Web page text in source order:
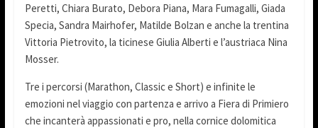
Peretti, Chiara Burato, Debora Piana, Mara Fumagalli, Giada
Specia, Sandra Mairhofer, Matilde Bolzan e anche la trentina
Vittoria Pietrovito, la ticinese Giulia Alberti e l’austriaca Nina
Mosser.
Tre i percorsi (Marathon, Classic e Short) e infinite le
emozioni nel viaggio con partenza e arrivo a Fiera di Primiero
che incanterà appassionati e pro, nella cornice dolomitica